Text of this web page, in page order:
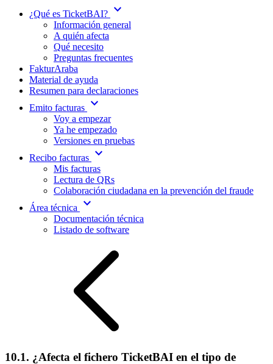
¿Qué es TicketBAI? expand_more
Información general
A quién afecta
Qué necesito
Preguntas frecuentes
FakturAraba
Material de ayuda
Resumen para declaraciones
Emito facturas expand_more
Voy a empezar
Ya he empezado
Versiones en pruebas
Recibo facturas expand_more
Mis facturas
Lectura de QRs
Colaboración ciudadana en la prevención del fraude
Área técnica
expand_more
Documentación técnica
Listado de software
10.1. ¿Afecta el fichero TicketBAI en el tipo de